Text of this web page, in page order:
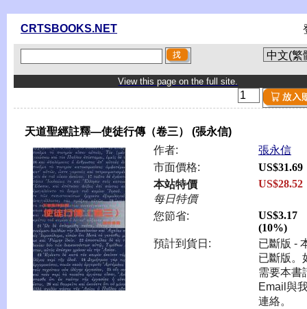
CRTSBOOKS.NET
View this page on the full site.
天道聖經註釋—使徒行傳（卷三） (張永信)
作者:
張永信
市面價格:
US$31.69
本站特價
每日特價
US$28.52
您節省:
US$3.17
(10%)
預計到貨日:
已斷版 -
已斷版。
需要本書
Email與
連絡。